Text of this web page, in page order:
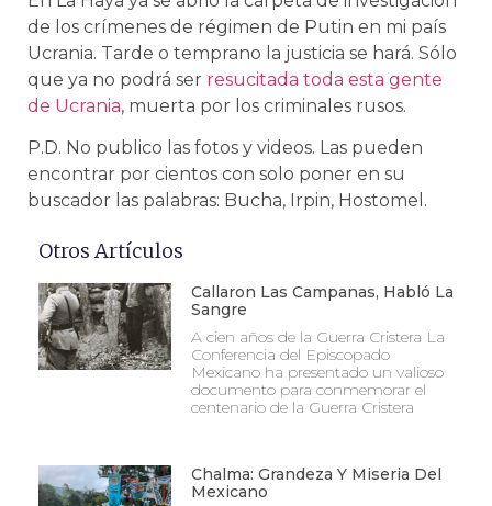
de los crímenes de régimen de Putin en mi país
Ucrania. Tarde o temprano la justicia se hará. Sólo
que ya no podrá ser resucitada toda esta gente
de Ucrania, muerta por los criminales rusos.
P.D. No publico las fotos y videos. Las pueden
encontrar por cientos con solo poner en su
buscador las palabras: Bucha, Irpin, Hostomel.
Otros Artículos
Callaron Las Campanas, Habló La
Sangre
A cien años de la Guerra Cristera La
Conferencia del Episcopado
Mexicano ha presentado un valioso
documento para conmemorar el
centenario de la Guerra Cristera
Chalma: Grandeza Y Miseria Del
Mexicano